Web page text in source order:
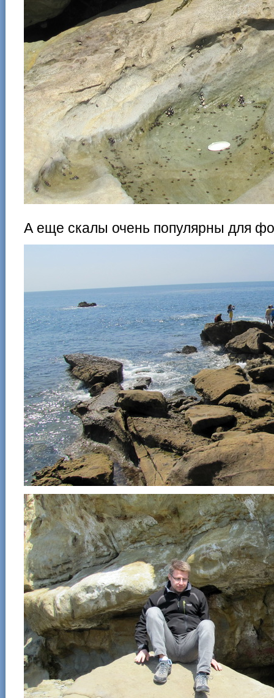
А еще скалы очень популярны для